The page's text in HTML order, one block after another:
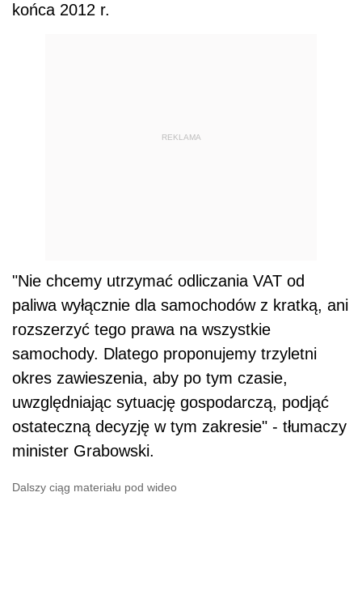
końca 2012 r.
REKLAMA
"Nie chcemy utrzymać odliczania VAT od
paliwa wyłącznie dla samochodów z kratką, ani
rozszerzyć tego prawa na wszystkie
samochody. Dlatego proponujemy trzyletni
okres zawieszenia, aby po tym czasie,
uwzględniając sytuację gospodarczą, podjąć
ostateczną decyzję w tym zakresie" - tłumaczy
minister Grabowski.
Dalszy ciąg materiału pod wideo